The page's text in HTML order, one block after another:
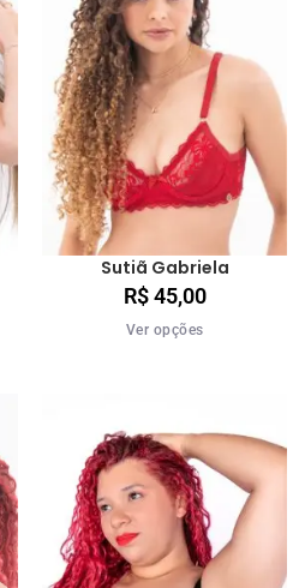
Sutiã Gabriela
R$45,00
Ver opções